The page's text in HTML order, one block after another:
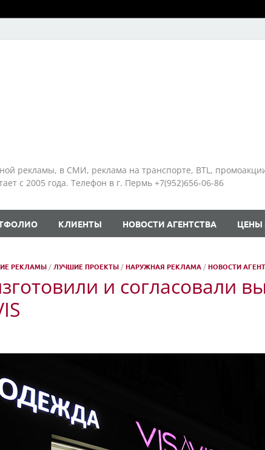
рекламы, в СМИ, реклама на транспорте, BTL,
с 2005 года. Телефон в г. Пермь +7(952)656-06-86
КЛИЕНТЫ НОВОСТИ АГЕНТСТВА ЦЕНЫ
РЕКЛАМЫ / ЛУЧШИЕ ПРОЕКТЫ /НАРУЖНАЯ РЕКЛАМА /НОВОСТИ
и согласовали